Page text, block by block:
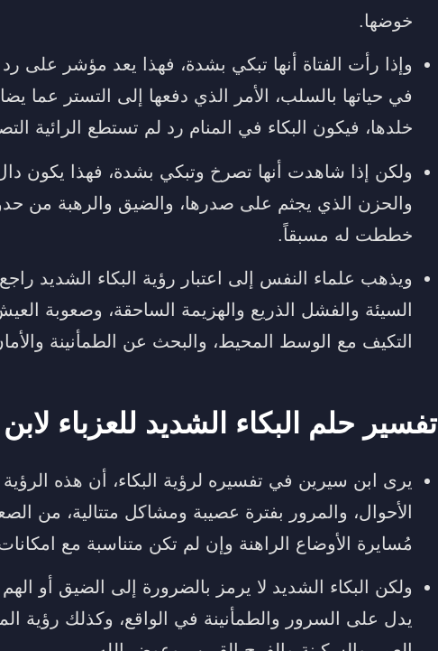
خوضها.
وإذا رأت الفتاة أنها تبكي بشدة، فهذا يعد مؤشر على
في حياتها بالسلب، الأمر الذي دفعها إلى التستر عما
خلدها، فيكون البكاء في المنام رد لم تستطع الرائية
ولكن إذا شاهدت أنها تصرخ وتبكي بشدة، فهذا يكون
والحزن الذي يجثم على صدرها، والضيق والرهبة من
خططت له مسبقاً.
ويذهب علماء النفس إلى اعتبار رؤية البكاء الشديد
السيئة والفشل الذريع والهزيمة الساحقة، وصعوبة
التكيف مع الوسط المحيط، والبحث عن الطمأنينة
تفسير حلم البكاء الشديد للعزباء
يرى ابن سيرين في تفسيره لرؤية البكاء، أن هذه
الأحوال، والمرور بفترة عصيبة ومشاكل متتالية، من
مُسايرة الأوضاع الراهنة وإن لم تكن متناسبة مع امكانات
ولكن البكاء الشديد لا يرمز بالضرورة إلى الضيق أو
يدل على السرور والطمأنينة في الواقع، وكذلك رؤية